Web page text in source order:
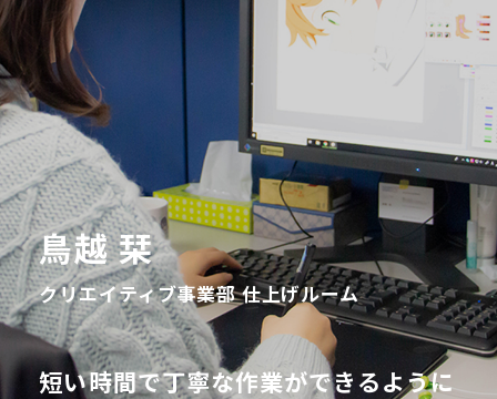
鳥越 栞
クリエイティブ事業部 仕上げルーム
短い時間で丁寧な作業ができるように